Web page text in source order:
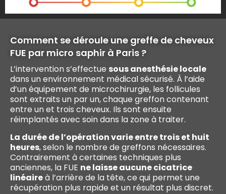
Comment se déroule une greffe de cheveux
FUE par micro saphir à Paris ?
L’intervention s’effectue sous anesthésie locale
dans un environnement médical sécurisé. À l’aide
d’un équipement de microchirurgie, les follicules
sont extraits un par un, chaque greffon contenant
entre un et trois cheveux. Ils sont ensuite
réimplantés avec soin dans la zone à traiter.
La durée de l’opération varie entre trois et huit
heures, selon le nombre de greffons nécessaires.
Contrairement à certaines techniques plus
anciennes, la FUE ne laisse aucune cicatrice
linéaireà l’arrière de la tête, ce qui permet une
récupération plus rapide et un résultat plus discret.